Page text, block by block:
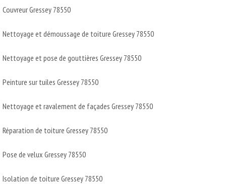
Couvreur Gressey 78550
Nettoyage et démoussage de toiture Gressey 78550
Nettoyage et pose de gouttières Gressey 78550
Peinture sur tuiles Gressey 78550
Nettoyage et ravalement de façades Gressey 78550
Réparation de toiture Gressey 78550
Pose de velux Gressey 78550
Isolation de toiture Gressey 78550